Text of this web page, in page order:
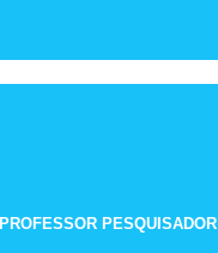
PROFESSOR PESQUISADOR